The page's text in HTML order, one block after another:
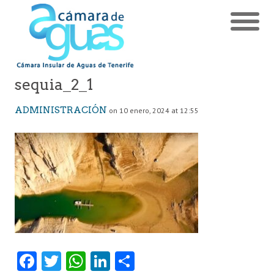
sequia_2_1
ADMINISTRACIÓN on 10 enero, 2024 at 12:55
Fa T W Li